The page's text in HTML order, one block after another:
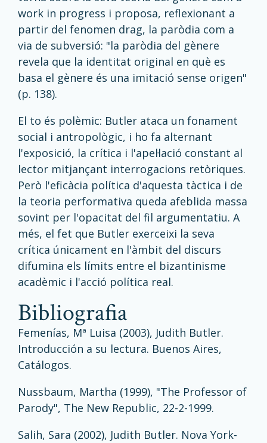
work in progress i proposa, reflexionant a
partir del fenomen drag, la paròdia com a
via de subversió: "la paròdia del gènere
revela que la identitat original en què es
basa el gènere és una imitació sense origen"
(p. 138).
El to és polèmic: Butler ataca un fonament
social i antropològic, i ho fa alternant
l'exposició, la crítica i l'apel·lació constant al
lector mitjançant interrogacions retòriques.
Però l'eficàcia política d'aquesta tàctica i de
la teoria performativa queda afeblida massa
sovint per l'opacitat del fil argumentatiu. A
més, el fet que Butler exerceixi la seva
crítica únicament en l'àmbit del discurs
difumina els límits entre el bizantinisme
acadèmic i l'acció política real.
bibliografia
Femenías, Mª Luisa (2003), Judith Butler.
Introducción a su lectura. Buenos Aires,
Catálogos.
Nussbaum, Martha (1999), "The Professor of
Parody", The New Republic, 22-2-1999.
Salih, Sara (2002), Judith Butler. Nova York-